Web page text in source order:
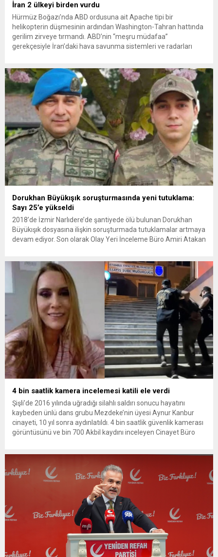
İran 2 ülkeyi birden vurdu
Hürmüz Boğazı’nda ABD ordusuna ait Apache tipi bir
helikopterin düşmesinin ardından Washington-Tahran hattında
gerilim zirveye tırmandı. ABD’nin “meşru müdafaa”
gerekçesiyle İran’daki hava savunma sistemleri ve radarları
yeni bir ABD saldırısına anında yanıt verileceğini duyurdu....
Dorukhan Büyükışık soruşturmasında yeni tutuklama:
Sayı 25’e yükseldi
2018’de İzmir Narlıdere’de şantiyede ölü bulunan Dorukhan
Büyükışık dosyasına ilişkin soruşturmada tutuklamalar artmaya
devam ediyor. Son olarak Olay Yeri İnceleme Büro Amiri Atakan
bulunan Dorukhan Büyükışık’a ilişkin yeniden açılan
soruşturmada tutuklamalar genişliyor. Son olarak dönemin...
4 bin saatlik kamera incelemesi katili ele verdi
Şişli’de 2016 yılında uğradığı silahlı saldırı sonucu hayatını
kaybeden ünlü dans grubu Mezdeke’nin üyesi Aynur Kanbur
cinayeti, 10 yıl sonra aydınlatıldı. 4 bin saatlik güvenlik kamerası
görüntüsünü ve bin 700 Akbil kaydını inceleyen Cinayet Büro